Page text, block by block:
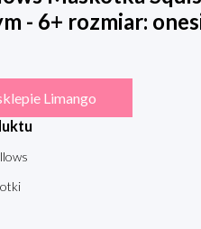
- 6+ rozmiar:
Limango